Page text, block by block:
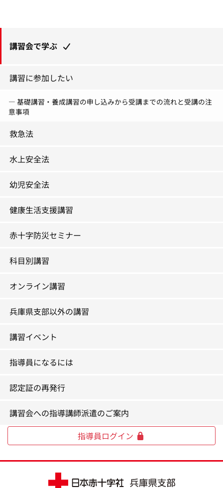
講習会で学ぶ
講習に参加したい
基礎講習・養成講習の申し込みから受講までの流れと受講の注
意事項
救急法
水上安全法
幼児安全法
健康生活支援講習
赤十字防災セミナー
科目別講習
オンライン講習
兵庫県支部以外の講習
講習イベント
指導員になるには
認定証の再発行
講習会への指導講師派遣のご案内
指導員ログイン